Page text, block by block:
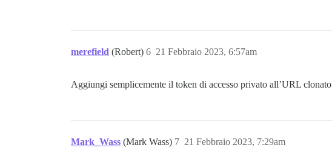
merefield (Robert) 21 Febbraio 2023, 6:57am
6
Aggiungi semplicemente il token di accesso privato all’URL clonato
Mark_Wass (Mark Wass) 21 Febbraio 2023, 7:29am
7